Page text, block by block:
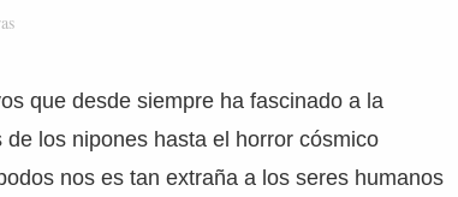
que desde siempre ha fascinado a la
los nipones hasta el horror cósmico
nos es tan extraña a los seres humanos